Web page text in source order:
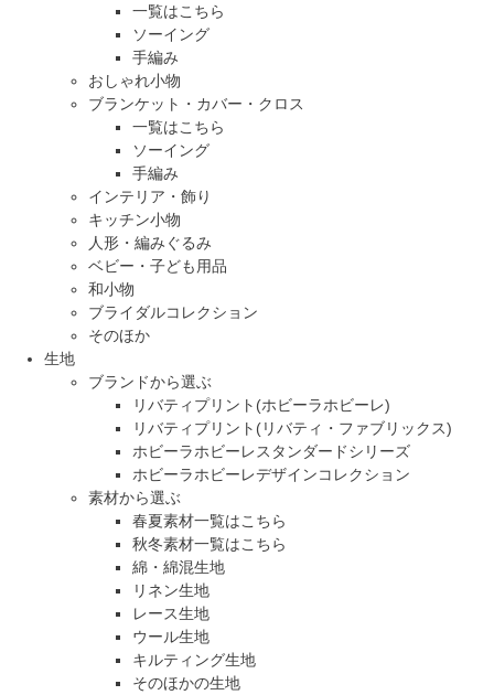
一覧はこちら
ソーイング
手編み
おしゃれ小物
ブランケット・カバー・クロス
一覧はこちら
ソーイング
手編み
インテリア・飾り
キッチン小物
人形・編みぐるみ
ベビー・子ども用品
和小物
ブライダルコレクション
そのほか
生地
ブランドから選ぶ
リバティプリント(ホビーラホビーレ)
リバティプリント(リバティ・ファブリックス)
ホビーラホビーレスタンダードシリーズ
ホビーラホビーレデザインコレクション
素材から選ぶ
春夏素材一覧はこちら
秋冬素材一覧はこちら
綿・綿混生地
リネン生地
レース生地
ウール生地
キルティング生地
そのほかの生地